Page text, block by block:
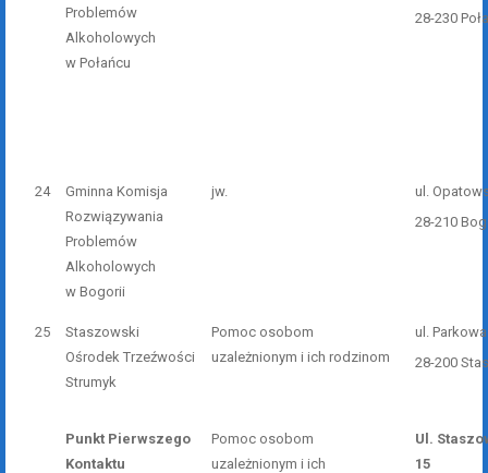
Problemów
Alkoholowych
w Połańcu
28-230
24
Gminna Komisja
Rozwiązywania
Problemów
Alkoholowych
w Bogorii
jw.
ul.
28-210
25
Staszowski
Ośrodek Trzeźwości
Strumyk
Pomoc osobom
uzależnionym i ich rodzinom
ul.
28-200
Punkt Pierwszego
Kontaktu
Pomoc osobom
uzależnionym i ich
Ul.
15